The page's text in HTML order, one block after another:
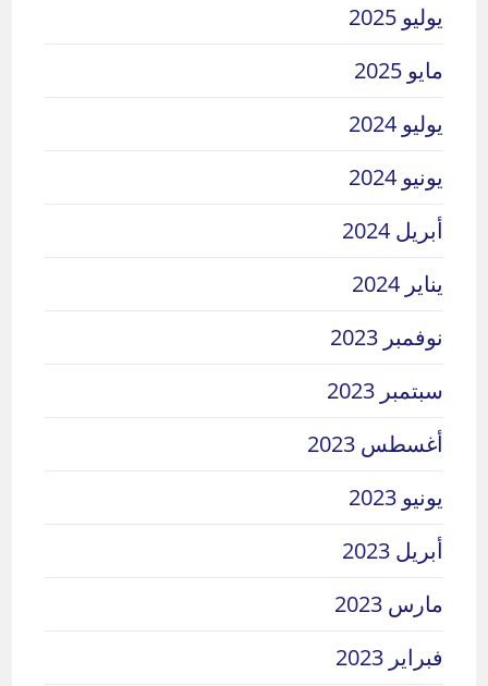
يوليو 2025
مايو 2025
يوليو 2024
يونيو 2024
أبريل 2024
يناير 2024
نوفمبر 2023
سبتمبر 2023
أغسطس 2023
يونيو 2023
أبريل 2023
مارس 2023
فبراير 2023